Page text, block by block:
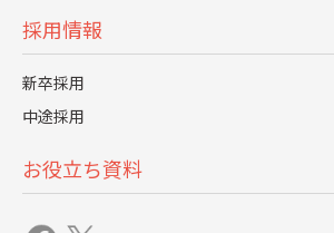
採用情報
新卒採用
中途採用
お役立ち資料
お問い合わせ